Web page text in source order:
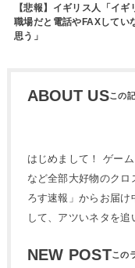
【悲報】イギリス人「イギ
職場だと電話やFAXしてい
思う」
ABOUT US
はじめまして！ ゲー
など全部大好物のクロ
ろす速報」からお届け
して、アツいネタを追
NEW POST